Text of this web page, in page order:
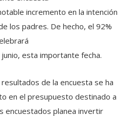
los padres. De hecho, el 92%
esta importante fecha.
en el presupuesto destinado a
encuestados planea invertir